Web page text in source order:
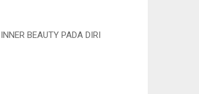
BEAUTY PADA DIRI